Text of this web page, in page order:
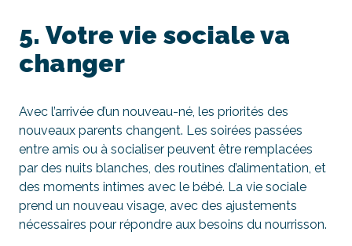
5. Votre vie sociale va
changer
Avec l’arrivée d’un nouveau-né, les priorités des
nouveaux parents changent. Les soirées passées
entre amis ou à socialiser peuvent être remplacées
par des nuits blanches, des routines d’alimentation, et
des moments intimes avec le bébé. La vie sociale
prend un nouveau visage, avec des ajustements
nécessaires pour répondre aux besoins du nourrisson.